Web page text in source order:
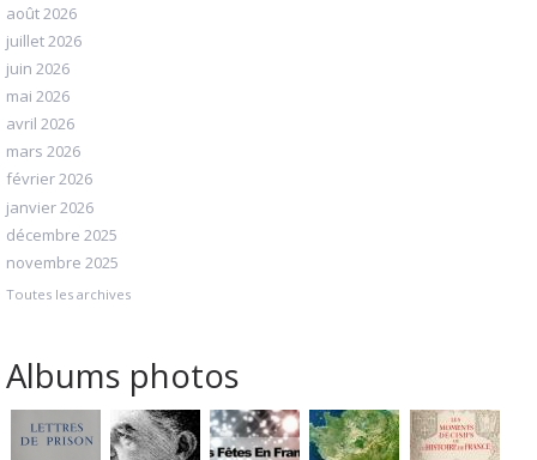
août 2026
juillet 2026
juin 2026
mai 2026
avril 2026
mars 2026
février 2026
janvier 2026
décembre 2025
novembre 2025
Toutes les archives
Albums photos